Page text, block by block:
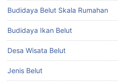
Budidaya Belut Skala Rumahan
Budidaya Ikan Belut
Desa Wisata Belut
Jenis Belut